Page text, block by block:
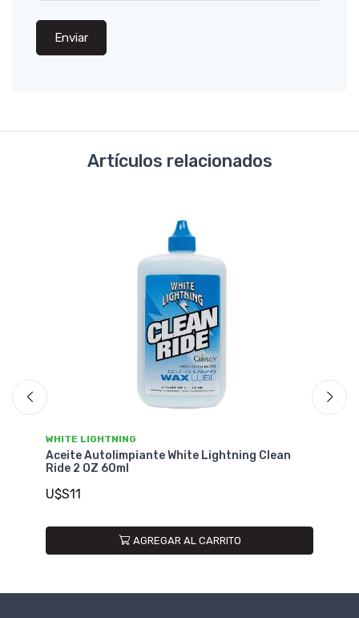
Enviar
Artículos relacionados
WHITE LIGHTNING
Aceite Autolimpiante White Lightning Clean
Ride 2 OZ 60ml
U$S11
AGREGAR AL CARRITO